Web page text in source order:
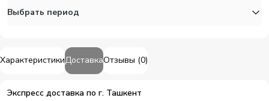
ХарактеристикиДоставкаОтзывы (0)
Экспресс доставка по г. Ташкент
Выбрать период